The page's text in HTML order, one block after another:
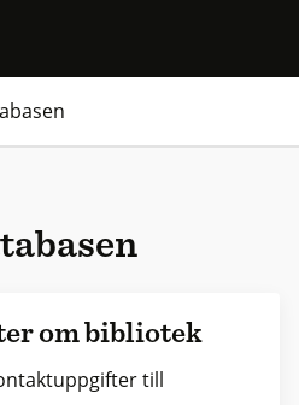
om bibliotek
till